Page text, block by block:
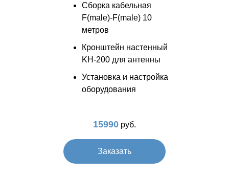
Сборка кабельная
F(male)-F(male) 10
метров
Кронштейн настенный
KH-200 для антенны
Установка и настройка
оборудования
15990 руб.
Заказать